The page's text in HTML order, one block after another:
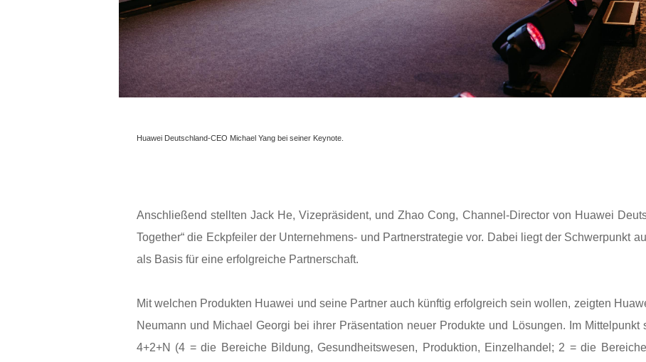
Huawei Deutschland-CEO Michael Yang bei seiner Keynote.
Anschließend stellten Jack He, Vizepräsident, und Zhao Cong, Channel -Directorvon Huawei
Together“ die Eckpfeiler der Unternehmens- und Partnerstrategie vor. Dabei liegt der Schwerpunkt
als Basis für eine erfolgreiche Partnerschaft.
Mit welchen Produkten Huawei und seine Partner auch künftig erfolgreich sein wollen, zeigten
Neumann und Michael Georgi bei ihrer Präsentation neuer Produkte und Lösungen. Im
4+2+N (4 = die Bereiche Bildung, Gesundheitswesen, Produktion, Einzelhandel; 2 = die